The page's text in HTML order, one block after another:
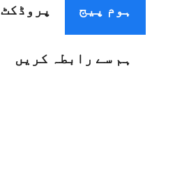
ہوم پیج پروڈکٹ
ہم سے رابطہ کریں